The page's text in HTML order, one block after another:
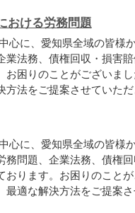
おける労務問題
心に、愛知県全域の皆様
法務、債権回収・損害賠
困りのことがございま
法をご提案させていただ
心に、愛知県全域の皆様
務問題、企業法務、債権
ります。お困りのことが
最適な解決方法をご提案